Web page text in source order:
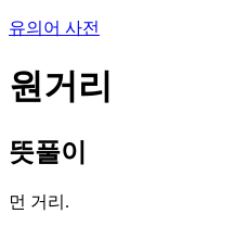
유의어 사전
원거리
뜻풀이
먼 거리.